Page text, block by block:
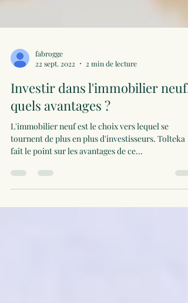
22 sept. 2022
2 min de lecture
Investir dans l'immobilier neuf,
quels avantages ?
L'immobilier neuf est le choix vers lequel se
fait le point sur les avantages de ce...